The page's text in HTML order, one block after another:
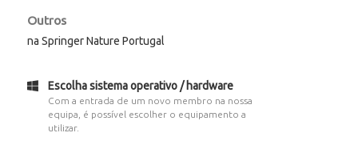
Outros
na Springer Nature Portugal
Escolha sistema operativo / hardware
Com a entrada de um novo membro na nossa
equipa, é possível escolher o equipamento a
utilizar.